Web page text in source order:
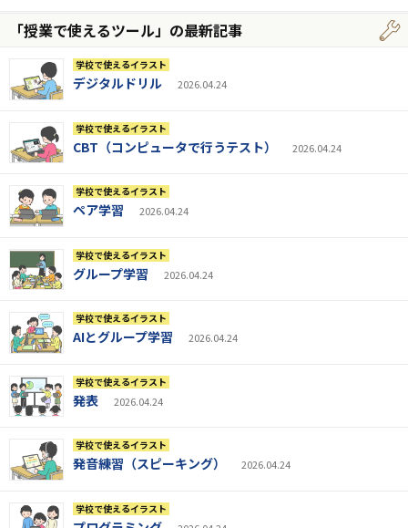
「授業で使えるツール」の最新記事
学校で使えるイラスト
デジタルドリル 2026.04.24
学校で使えるイラスト
CBT（コンピュータで行うテスト） 2026.04.24
学校で使えるイラスト
ペア学習 2026.04.24
学校で使えるイラスト
グループ学習 2026.04.24
学校で使えるイラスト
AIとグループ学習 2026.04.24
学校で使えるイラスト
発表 2026.04.24
学校で使えるイラスト
発音練習（スピーキング） 2026.04.24
学校で使えるイラスト